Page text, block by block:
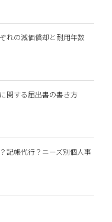
れの減価償却と耐用年数
関する届出書の書き方
記帳代行？ニーズ別個人事